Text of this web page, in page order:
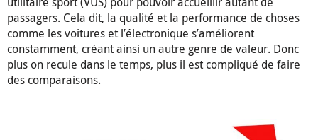
passagers. Cela dit, la qualité et la performance de choses
comme les voitures et l’électronique s’améliorent
constamment, créant ainsi un autre genre de valeur. Donc
plus on recule dans le temps, plus il est compliqué de faire
des comparaisons.